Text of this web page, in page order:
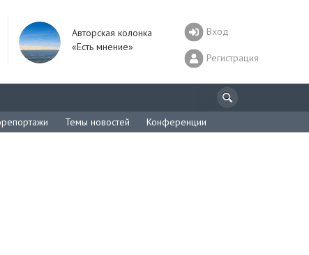
Авторская колонка
«Есть мнение»
Вход
Регистрация
Темы новостей Конференции